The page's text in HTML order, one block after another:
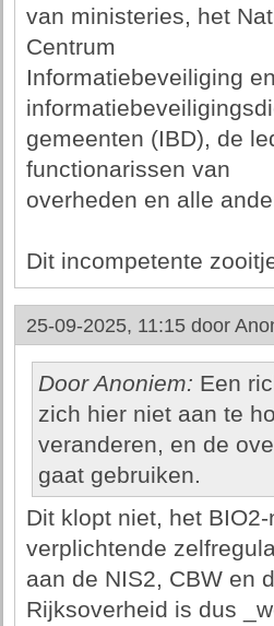
van ministeries, het
Centrum
Informatiebeveiliging
gemeenten (IBD), de
functionarissen van
overheden en alle
Dit incompetente
25-09-2025, 11:15 door
Door Anoniem: Een
zich hier niet aan te
veranderen, en de
gaat gebruiken.
Dit klopt niet, het
verplichtende
aan de NIS2, CBW en
Rijksoverheid is dus